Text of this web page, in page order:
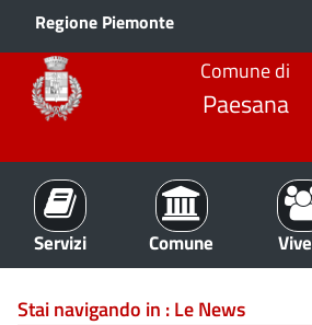
Regione Piemonte
Comune di
Paesana
Servizi Comune
Stai navigando in :Le News